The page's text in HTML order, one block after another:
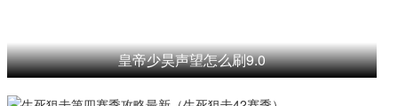
皇帝少昊声望怎么刷9.0